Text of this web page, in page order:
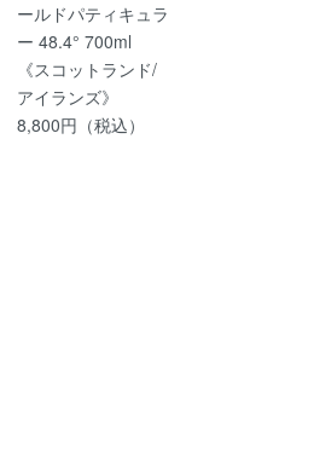
ールドパティキュラ
ー 48.4° 700ml
《スコットランド/
アイランズ》
8,800円（税込）